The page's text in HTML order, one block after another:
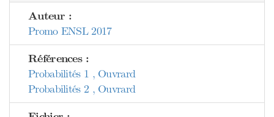
Auteur :
Promo ENSL 2017
Références :
Probabilités 1 , Ouvrard
Probabilités 2 , Ouvrard